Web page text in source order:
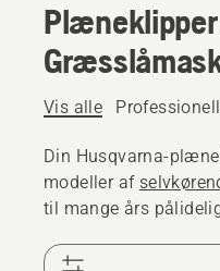
Vis alle
Din Husqvarna-
modeller af
til mange års
25.000 forhandlere